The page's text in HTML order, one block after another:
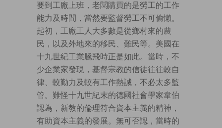
要到工廠上班，老闆購買的是勞工的工作
能力及時間，當然要監督勞工不可偷懶。
起初，工廠工人大多數是從鄉村來的農
民，以及外地來的移民、難民等。美國在
十九世紀工業騰飛時正是如此。當時，不
少企業家發現，基督宗教的信徒往往較自
律、較勤力及較有工作熱誠，不必太多監
管。難怪十九世紀末的德國社會學家韋伯
認為，新教的倫理符合資本主義的精神，
有助資本主義的發展。無可否認，當時的